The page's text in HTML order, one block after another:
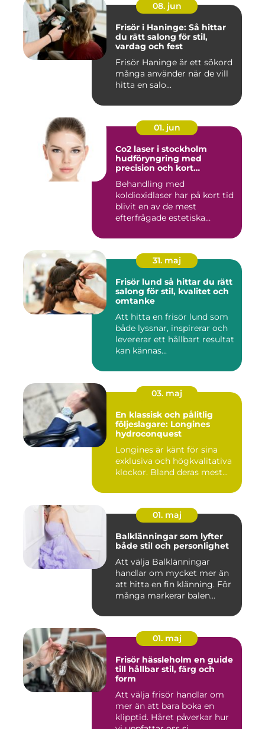
08. jun
Frisör i Haninge: Så hittar
du rätt salong för stil,
vardag och fest
Frisör Haninge är ett sökord
många använder när de vill
hitta en salo...
01. jun
Co2 laser i stockholm
hudföryngring med
precision och kort
Behandling med
koldioxidlaser har på kort tid
blivit en av de mest
efterfrågade estetiska
31. maj
Frisör lund så hittar du rätt
salong för stil, kvalitet och
omtanke
Att hitta en frisör lund som
både lyssnar, inspirerar och
levererar ett hållbart resultat
kan kännas...
03. maj
En klassisk och pålitlig
följeslagare: Longines
hydroconquest
Longines är känt för sina
exklusiva och högkvalitativa
klockor. Bland deras mest...
01. maj
Balklänningar som lyfter
både stil och personlighet
Att välja Balklänningar
handlar om mycket mer än
att hitta en fin klänning. För
många markerar balen...
01. maj
Frisör hässleholm en guide
till hållbar stil, färg och
form
Att välja frisör handlar om
mer än att bara boka en
klipptid. Håret påverkar hur